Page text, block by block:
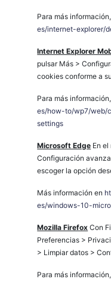
Para más información,
es/internet-explorer/
Internet Explorer
pulsar Más >
cookies conforme a
Para más información,
es/how-to/wp7/web/
settings
Microsoft Edge En
Configuración
escoger la opción
Más información en
es/windows-10-
Mozilla Firefox Con
Preferencias >
> Limpiar datos >
Para más información,